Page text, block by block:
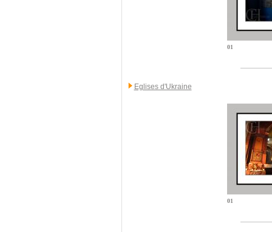
01
Eglises d'Ukraine
01